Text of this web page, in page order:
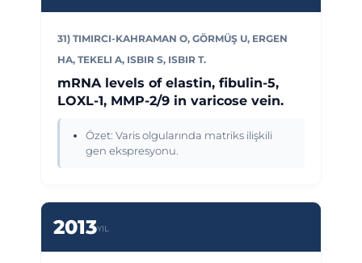
31) TIMIRCI-KAHRAMAN O, GÖRMÜŞ U, ERGEN
HA, TEKELI A, ISBIR S, ISBIR T.
mRNA levels of elastin, fibulin-5,
LOXL-1, MMP-2/9 in varicose vein.
Özet: Varis olgularında matriks ilişkili
gen ekspresyonu.
2013YIL